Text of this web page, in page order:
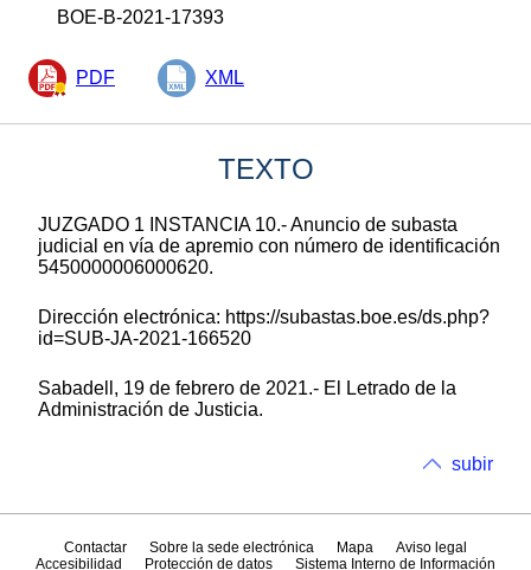
BOE-B-2021-17393
PDF XML
TEXTO
JUZGADO 1 INSTANCIA 10.- Anuncio de subasta
judicial en vía de apremio con número de identificación
5450000006000620.
Dirección electrónica: https://subastas.boe.es/ds.php?
id=SUB-JA-2021-166520
Sabadell, 19 de febrero de 2021.- El Letrado de la
Administración de Justicia.
subir
Contactar Sobre la sede electrónica Mapa
Aviso legal
Accesibilidad
Protección de datos Sistema Interno de Información